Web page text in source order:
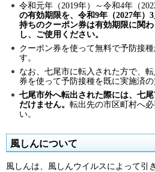
令和元年（2019年）～令和4年（
の有効期限を、令和9年（2027年）
持ちのクーポン券は有効期限に関
し、ご使用ください。
クーポン券を使って無料で予防接
す。
なお、七尾市に転入された方で、
券を使って予防接種を既に実施済の
七尾市外へ転出された際には、七
だけません。 転出先の市区町村へ
い。
風しんについて
風しんは、風しんウイルスによって引